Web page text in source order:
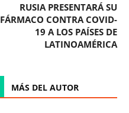
RUSIA PRESENTARÁ SU
FÁRMACO CONTRA COVID-
19 A LOS PAÍSES DE
LATINOAMÉRICA
MÁS DEL AUTOR